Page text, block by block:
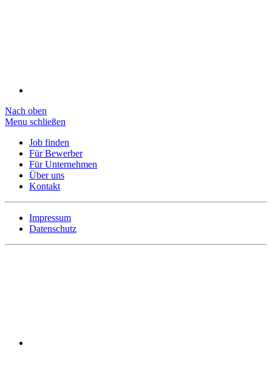
Nach oben
Menu schließen
Job finden
Für Bewerber
Für Unternehmen
Über uns
Kontakt
Impressum
Datenschutz